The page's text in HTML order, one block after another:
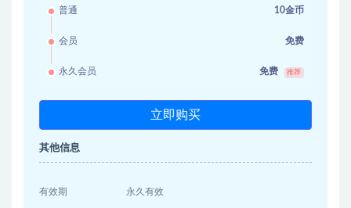
普通 10金币
会员 免费
永久会员 免费 推荐
立即购买
其他信息
有效期 永久有效